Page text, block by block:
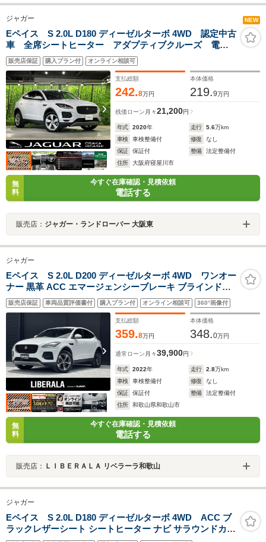
ジャガー NEW
Eペイス S 2.0L D180 ディーゼルターボ 4WD 認定中古
車 全席シートヒーター アダプティブクルーズ 電動
リアゲート サラウンドカメラ ブラインドスポットモ
ニター レーンキープアシスト 前席パワーシート SD
ナビ キーレス 純正19インチアルミ
販売店保証 購入プラン付 オンライン相談可
支払総額
242.8万円
本体価格
219.9万円
残価ローン 月々21,200円
年式 2020年 走行 5.6万km
車検
車検整備付 修復
なし
保証
保証付 整備
法定整備付
住所
大阪府寝屋川市
無
料
今すぐ在庫確認・見積依頼
電話する
販売店： ジャガー・ランドローバー 大阪東
ジャガー
Eペイス S 2.0L D200 ディーゼルターボ 4WD ワンオー
ナー 黒革 ACC エマージェンシーブレーキ ブラインドス
ポット レーンキープ リアトラフィックモニター ナビ 360
度カメラ CarPlay パワーシート シートヒーター 前後ドラ
レコ スマートキー 純19AW LED ETC
販売店保証 車両品質評価書付 購入プラン付 オンライン相談可 360°画像付
支払総額
359.8万円
本体価格
348.0万円
通常ローン 月々39,900円
年式 2022年 走行 2.8万km
車検
車検整備付 修復
なし
保証
保証付 整備
法定整備付
住所
和歌山県和歌山市
無
料
今すぐ在庫確認・見積依頼
電話する
販売店： ＬＩＢＥＲＡＬＡ リベラーラ和歌山
ジャガー
Eペイス S 2.0L D180 ディーゼルターボ 4WD ACC ブ
ラックレザーシート シートヒーター ナビ サラウンドカメ
ラ ブラインドスポットアシスト LEDヘッドライト 純正